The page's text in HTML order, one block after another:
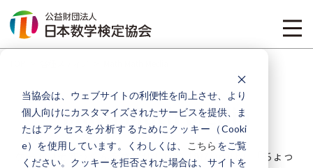
当協会は、ウェブサイトの利便性を向上させ、より
個人向けにカスタマイズされたサービスを提供、ま
たはアクセスを分析するためにクッキー（Cooki
e）を使用しています。くわしくは、
こちら をご覧
ください。クッキーを拒否された場合は、サイトを
Math Math Media
ゲーム「そすうくんをさがせ！」や「遊びmath」「ちょっ